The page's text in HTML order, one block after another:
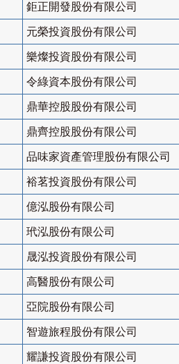
鉅正開發股份有限公司
元榮投資股份有限公司
樂燦投資股份有限公司
令綠資本股份有限公司
鼎華控股股份有限公司
鼎齊控股股份有限公司
品味家資產管理股份有限公司
裕茗投資股份有限公司
億泓股份有限公司
玳泓股份有限公司
晟泓投資股份有限公司
高醫股份有限公司
亞院股份有限公司
智遊旅程股份有限公司
耀謙投資股份有限公司